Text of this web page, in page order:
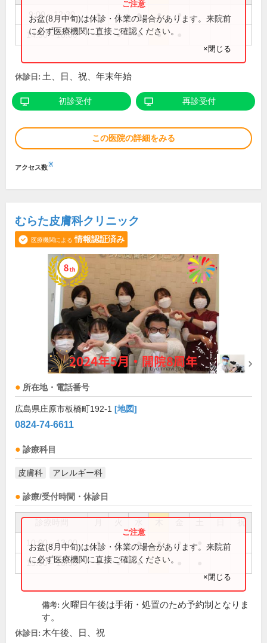
9:00～12:30 ● ● ● ● ●
14:30～18:00 ● ● ● ●
お盆(8月中旬)は休診・休業の場合があります。来院前
に必ず医療機関に直接ご確認ください。
×閉じる
休診日: 土、日、祝、年末年始
初診受付 再診受付
この医院の詳細をみる
アクセス数※
むらた皮膚科クリニック
医療機関による 情報認証済み
所在地・電話番号
広島県庄原市板橋町192-1 [地図]
0824-74-6611
診療科目
皮膚科 アレルギー科
診療/受付時間・休診日
祝
10:00～13:00 ● ● ● ● ●
15:00～18:30 ● ● ●
お盆(8月中旬)は休診・休業の場合があります。来院前
に必ず医療機関に直接ご確認ください。
×閉じる
備考: 火曜日午後は手術・処置のため予約制となりま
す。
休診日: 木午後、日、祝